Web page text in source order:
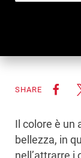
SHARE
Il colore è un
bellezza, in